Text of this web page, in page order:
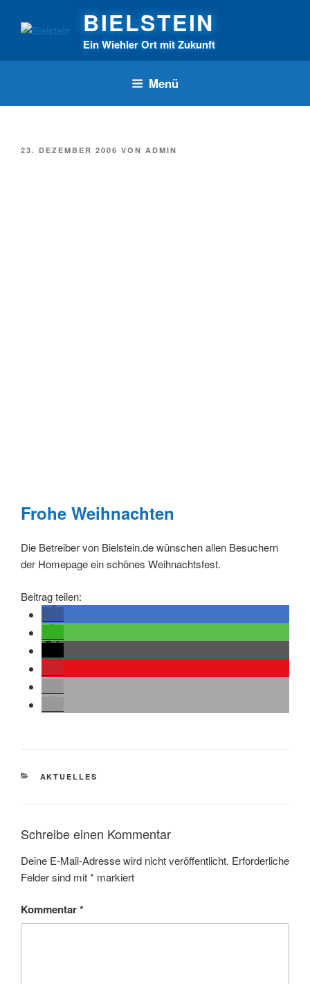
Inhalt
BIELSTEIN
Ein Wiehler Ort mit Zukunft
Menü
VERÖFFENTLICHT
23. DEZEMBER 2006 VON ADMIN
Frohe Weihnachten
Die Betreiber von Bielstein.de wünschen allen Besuchern
der Homepage ein schönes Weihnachtsfest.
Beitrag teilen:
KATEGORIEN
AKTUELLES
Schreibe einen Kommentar
Deine E-Mail-Adresse wird nicht veröffentlicht. Erforderliche
Felder sind mit* markiert
Kommentar*